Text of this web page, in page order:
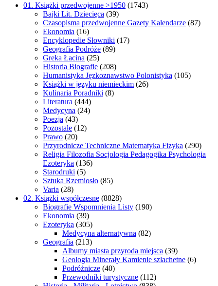
01. Książki przedwojenne >1950 (1743)
Bajki Lit. Dziecięca (39)
Czasopisma przedwojenne Gazety Kalendarze (87)
Ekonomia (16)
Encyklopedie Słowniki (17)
Geografia Podróże (89)
Greka Łacina (25)
Historia Biografie (208)
Humanistyka Jęzkoznawstwo Polonistyka (105)
Książki w języku niemieckim (26)
Kulinaria Poradniki (8)
Literatura (444)
Medycyna (24)
Poezja (43)
Pozostałe (12)
Prawo (20)
Przyrodnicze Techniczne Matematyka Fizyka (290)
Religia Filozofia Socjologia Pedagogika Psychologia
Ezoteryka (136)
Starodruki (5)
Sztuka Rzemiosło (85)
Varia (28)
02. Książki współczesne (8828)
Biografie Wspomnienia Listy (190)
Ekonomia (39)
Ezoteryka (305)
Medycyna alternatywna (82)
Geografia (213)
Albumy miasta przyroda miejsca (39)
Geologia Minerały Kamienie szlachetne (6)
Podróżnicze (40)
Przewodniki turystyczne (112)